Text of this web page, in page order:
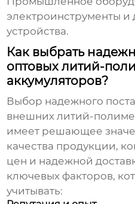
электроинструменты
устройства.
Как выбрать
оптовых литий-
аккумуляторов?
Выбор надежного
внешних литий-
имеет решающее
качества продукции,
цен и надежной
ключевых факторов,
учитывать: